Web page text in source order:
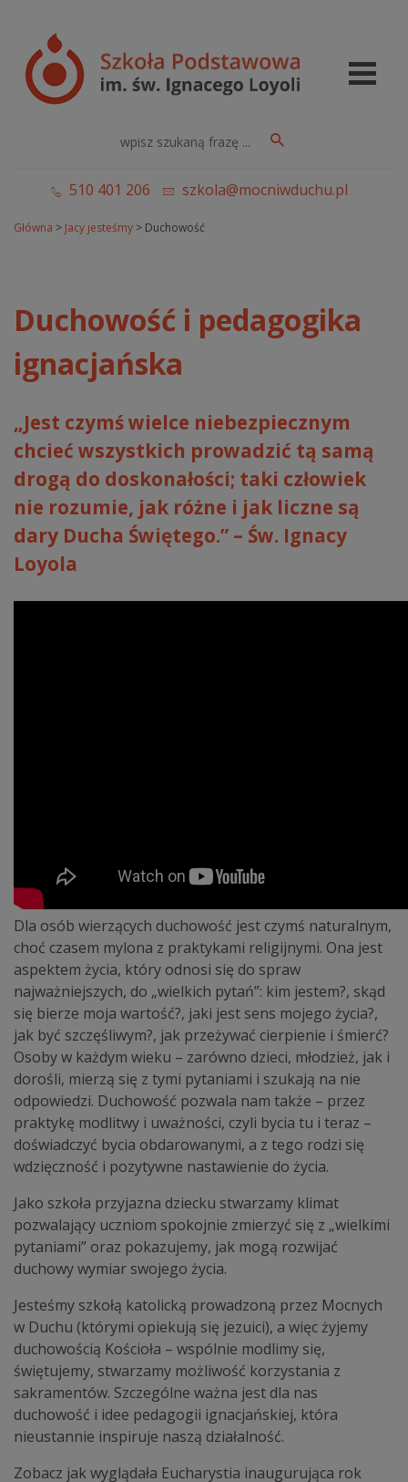
510 401 206 szkola@mocniwduchu.pl
Główna > Jacy jesteśmy > Duchowość
Duchowość i pedagogika
ignacjańska
„Jest czymś wielce niebezpiecznym
chcieć wszystkich prowadzić tą samą
drogą do doskonałości; taki człowiek
nie rozumie, jak różne i jak liczne są
dary Ducha Świętego.” – Św. Ignacy
Loyola
Dla osób wierzących duchowość jest czymś naturalnym,
choć czasem mylona z praktykami religijnymi. Ona jest
aspektem życia, który odnosi się do spraw
najważniejszych, do „wielkich pytań”: kim jestem?, skąd
się bierze moja wartość?, jaki jest sens mojego życia?,
jak być szczęśliwym?, jak przeżywać cierpienie i śmierć?
Osoby w każdym wieku – zarówno dzieci, młodzież, jak i
dorośli, mierzą się z tymi pytaniami i szukają na nie
odpowiedzi. Duchowość pozwala nam także – przez
praktykę modlitwy i uważności, czyli bycia tu i teraz –
doświadczyć bycia obdarowanymi, a z tego rodzi się
wdzięczność i pozytywne nastawienie do życia.
Jako szkoła przyjazna dziecku stwarzamy klimat
pozwalający uczniom spokojnie zmierzyć się z „wielkimi
pytaniami” oraz pokazujemy, jak mogą rozwijać
duchowy wymiar swojego życia.
Jesteśmy szkołą katolicką prowadzoną przez Mocnych
w Duchu (którymi opiekują się jezuici), a więc żyjemy
duchowością Kościoła – wspólnie modlimy się,
świętujemy, stwarzamy możliwość korzystania z
sakramentów. Szczególne ważna jest dla nas
duchowość i idee pedagogii ignacjańskiej, która
nieustannie inspiruje naszą działalność.
Zobacz jak wyglądała Eucharystia inaugurująca rok